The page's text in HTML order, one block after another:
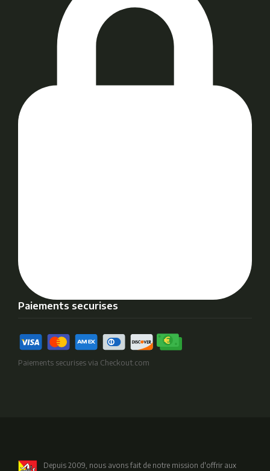
Paiements securises
Paiements securises via Checkout.com
Depuis 2009, nous avons fait de notre mission d'offrir aux